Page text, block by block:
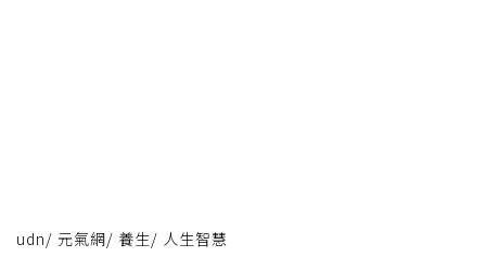
udn/ 元氣網/ 養生/ 人生智慧